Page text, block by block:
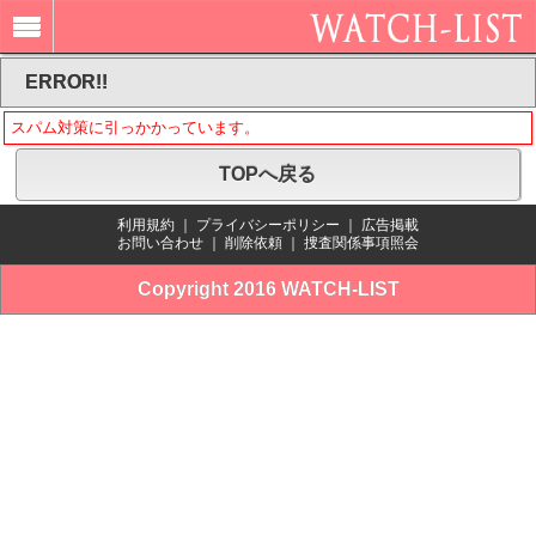
ERROR!!
スパム対策に引っかかっています。
TOPへ戻る
利用規約 プライバシーポリシー
広告掲載
お問い合わせ
削除依頼 捜査関係事項照会
Copyright 2016 WATCH-LIST